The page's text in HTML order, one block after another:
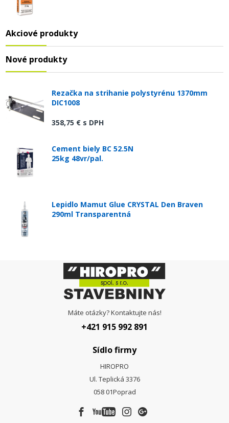
Akciové produkty
Nové produkty
Rezačka na strihanie polystyrénu 1370mm
DIC1008
358,75 € s DPH
Cement biely BC 52.5N
25kg 48vr/pal.
Lepidlo Mamut Glue CRYSTAL Den Braven
290ml Transparentná
Máte otázky? Kontaktujte nás!
+421 915 992 891
Sídlo firmy
HIROPRO
Ul. Teplická 3376
058 01Poprad